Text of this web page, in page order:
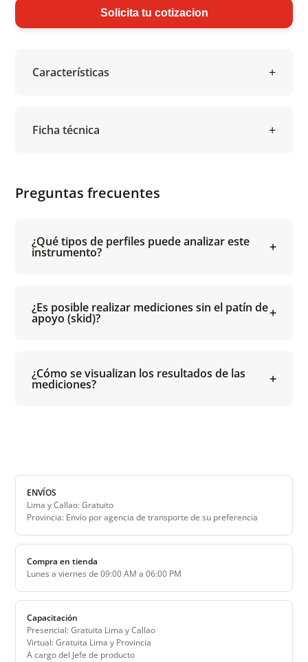
Solicita tu cotizacion
Características
Ficha técnica
Preguntas frecuentes
¿Qué tipos de perfiles puede analizar este
instrumento?
¿Es posible realizar mediciones sin el patín de
apoyo (skid)?
¿Cómo se visualizan los resultados de las
mediciones?
ENVÍOS
Lima y Callao: Gratuito
Provincia: Envío por agencia de transporte de su preferencia
Compra en tienda
Lunes a viernes de 09:00 AM a 06:00 PM
Capacitación
Presencial: Gratuita Lima y Callao
Virtual: Gratuita Lima y Provincia
A cargo del Jefe de producto